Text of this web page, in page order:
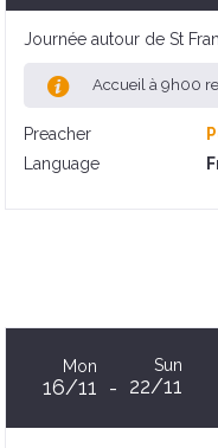
Journée autour de St
Accueil à 9h00
Preacher
Language
Mon
16/11
Sun
22/11